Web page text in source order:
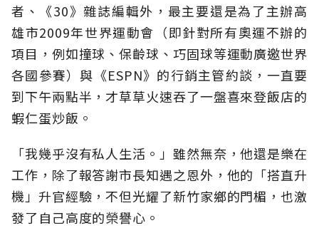
者、《30》雜誌編輯外，最主要還是為了主辦高
雄市2009年世界運動會（即針對所有奧運不辦的
項目，例如撞球、保齡球、巧固球等運動廣邀世界
各國參賽）與《ESPN》的行銷主管約談，一直要
到下午兩點半，才草草火速吞了一盤喜來登飯店的
蝦仁蛋炒飯。
「我幾乎沒有私人生活。」雖然無奈，他還是樂在
工作，除了報答謝市長知遇之恩外，他的「搭直升
機」升官經驗，不但光耀了新竹家鄉的門楣，也激
發了自己高度的榮譽心。